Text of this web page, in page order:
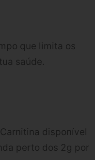
que limita os
saúde.
disponível
perto dos 2g por